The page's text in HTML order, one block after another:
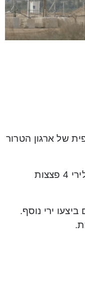
של ארגון הטרור
התקיפה הנקודתית באה בתגובה לירי 4 פצצות
ירי נוסף.